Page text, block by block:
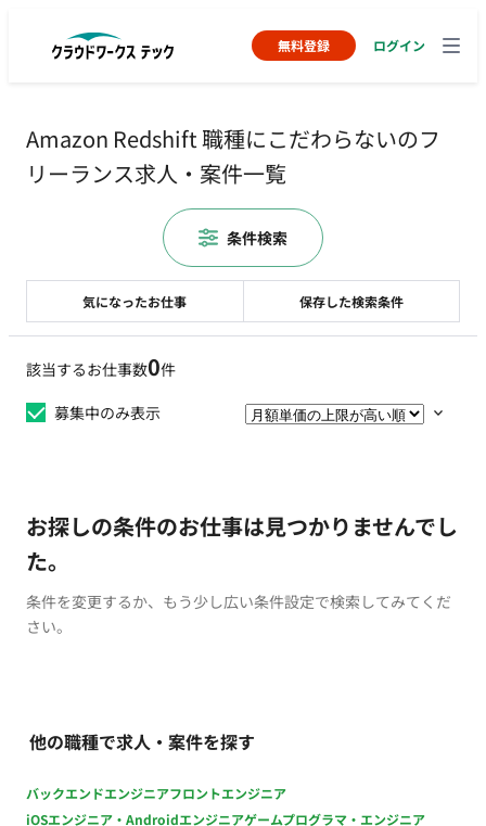
無料登録 ログイン
Amazon Redshift 職種にこだわらないのフ
リーランス求人・案件一覧
該当するお仕事数0件
募集中のみ表示
お探しの条件のお仕事は見つかりませんでし
た。
条件を変更するか、もう少し広い条件設定で検索してみてくだ
さい。
他の職種で求人・案件を探す
バックエンドエンジニアフロントエンジニア
iOSエンジニア・Androidエンジニアゲームプログラマ・エンジニア
気になったお仕事 保存した検索条件
条件検索